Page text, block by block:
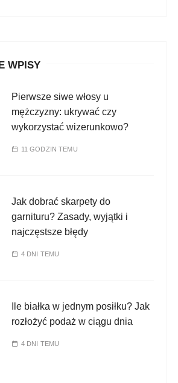
WPISY
Pierwsze siwe włosy u
mężczyzny: ukrywać czy
wykorzystać wizerunkowo?
11 GODZIN TEMU
Jak dobrać skarpety do
garnituru? Zasady, wyjątki i
najczęstsze błędy
4 DNI TEMU
Ile białka w jednym posiłku? Jak
rozłożyć podaż w ciągu dnia
4 DNI TEMU